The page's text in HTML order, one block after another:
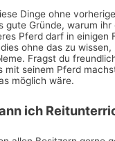
Dinge ohne
gute Gründe, warum
Pferd darf in einigen
ohne das zu
Fragst du
mit seinem Pferd
möglich wäre.
ich